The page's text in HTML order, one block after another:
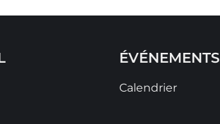
ÉVÉNEMENTS
Calendrier